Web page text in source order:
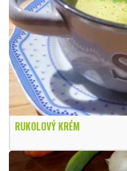
RUKOLOVÝ KRÉM